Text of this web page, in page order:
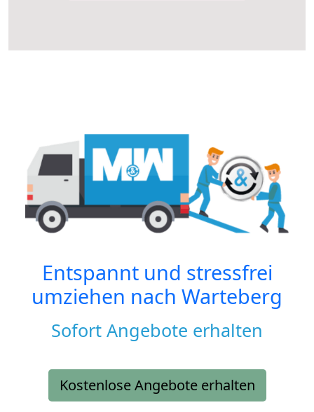
Entspannt und stressfrei
umziehen nach Warteberg
Sofort Angebote erhalten
Kostenlose Angebote erhalten